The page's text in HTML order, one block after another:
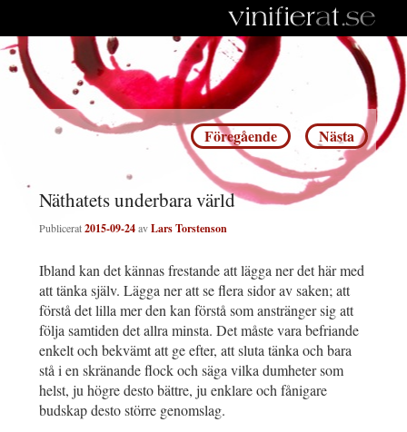
Inläggsnavigering
Föregående Nästa
Näthatets underbara värld
Publicerat2015-09-24avLars Torstenson
Ibland kan det kännas frestande att lägga ner det här med
att tänka själv. Lägga ner att se flera sidor av saken; att
förstå det lilla mer den kan förstå som anstränger sig att
följa samtiden det allra minsta. Det måste vara befriande
enkelt och bekvämt att ge efter, att sluta tänka och bara
stå i en skränande flock och säga vilka dumheter som
helst, ju högre desto bättre, ju enklare och fånigare
budskap desto större genomslag.